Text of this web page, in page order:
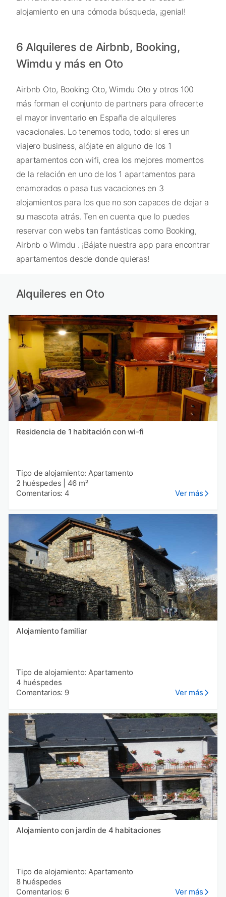
alojamiento en una cómoda búsqueda, ¡genial!
6 Alquileres de Airbnb, Booking,
Wimdu y más en Oto
Airbnb Oto, Booking Oto, Wimdu Oto y otros 100
más forman el conjunto de partners para ofrecerte
el mayor inventario en España de alquileres
vacacionales. Lo tenemos todo, todo: si eres un
viajero business, alójate en alguno de los 1
apartamentos con wifi, crea los mejores momentos
de la relación en uno de los 1 apartamentos para
enamorados o pasa tus vacaciones en 3
alojamientos para los que no son capaces de dejar a
su mascota atrás. Ten en cuenta que lo puedes
reservar con webs tan fantásticas como Booking,
Airbnb o Wimdu . ¡Bájate nuestra app para encontrar
apartamentos desde donde quieras!
Alquileres en Oto
Residencia de 1 habitación con wi-fi
Tipo de alojamiento: Apartamento
2 huéspedes
46 m²
Comentarios: 4
Ver más
Alojamiento familiar
Tipo de alojamiento: Apartamento
4 huéspedes
Comentarios: 9
Ver más
Alojamiento con jardín de 4 habitaciones
Tipo de alojamiento: Apartamento
8 huéspedes
Comentarios: 6
Ver más